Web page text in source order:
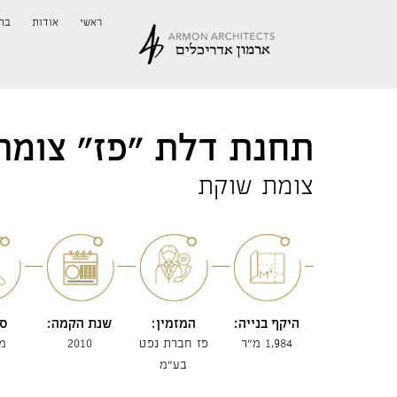
ראשי אודות
תחנת דלת "פז"
צומת שוקת
היקף בנייה:
1,984 מ"ר
המזמין:
פז חברת נפט
בע"מ
שנת הקמה:
2010